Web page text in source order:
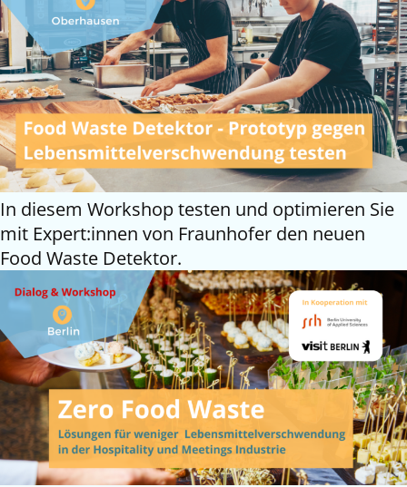
In diesem Workshop testen und optimieren Sie
mit Expert:innen von Fraunhofer den neuen
Food Waste Detektor.